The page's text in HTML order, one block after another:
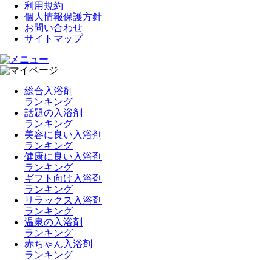
利用規約
個人情報保護方針
お問い合わせ
サイトマップ
総合入浴剤
ランキング
話題の入浴剤
ランキング
美容に良い入浴剤
ランキング
健康に良い入浴剤
ランキング
ギフト向け入浴剤
ランキング
リラックス入浴剤
ランキング
温泉の入浴剤
ランキング
赤ちゃん入浴剤
ランキング